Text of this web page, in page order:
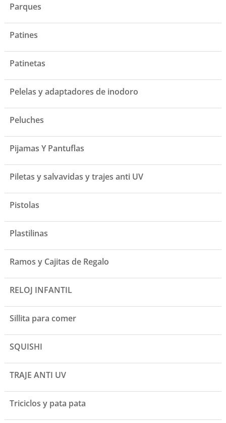
Parques
Patines
Patinetas
Pelelas y adaptadores de inodoro
Peluches
Pijamas Y Pantuflas
Piletas y salvavidas y trajes anti UV
Pistolas
Plastilinas
Ramos y Cajitas de Regalo
RELOJ INFANTIL
Sillita para comer
SQUISHI
TRAJE ANTI UV
Triciclos y pata pata